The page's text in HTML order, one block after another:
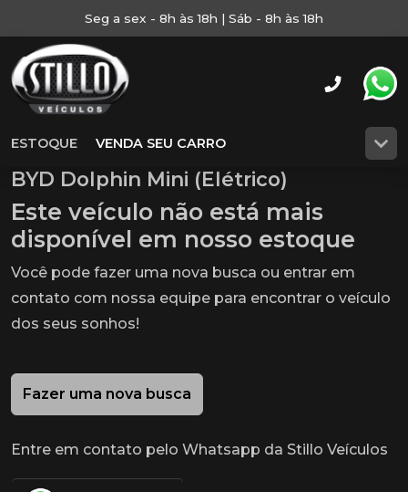
Seg a sex - 8h às 18h | Sáb - 8h às 18h
ESTOQUE VENDA SEU CARRO
BYD Dolphin Mini (Elétrico)
Este veículo não está mais
disponível em nosso estoque
Você pode fazer uma nova busca ou entrar em
contato com nossa equipe para encontrar o veículo
dos seus sonhos!
Fazer uma nova busca
Entre em contato pelo Whatsapp da Stillo Veículos